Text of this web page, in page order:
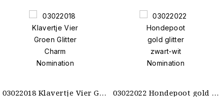
03022018 Klavertje Vier Groen Glitter Charm Nomination 03022022 Hondepoot gold glitter zwart-wit Nomination